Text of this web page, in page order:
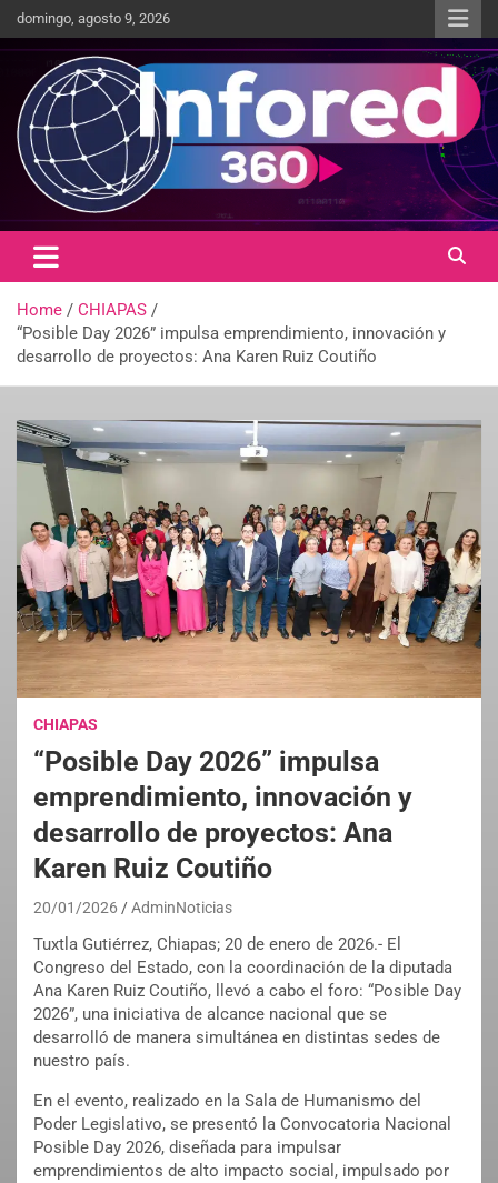
domingo, agosto 9, 2026
infored360.mx
Un giro en la información
Home
CHIAPAS
“Posible Day 2026” impulsa emprendimiento, innovación y
desarrollo de proyectos: Ana Karen Ruiz Coutiño
CHIAPAS
“Posible Day 2026” impulsa
emprendimiento, innovación y
desarrollo de proyectos: Ana
Karen Ruiz Coutiño
20/01/2026 AdminNoticias
Tuxtla Gutiérrez, Chiapas; 20 de enero de 2026.- El
Congreso del Estado, con la coordinación de la diputada
Ana Karen Ruiz Coutiño, llevó a cabo el foro: “Posible Day
2026”, una iniciativa de alcance nacional que se
desarrolló de manera simultánea en distintas sedes de
nuestro país.
En el evento, realizado en la Sala de Humanismo del
Poder Legislativo, se presentó la Convocatoria Nacional
Posible Day 2026, diseñada para impulsar
emprendimientos de alto impacto social, impulsado por